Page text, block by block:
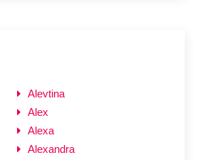
Alevtina
Alex
Alexa
Alexandra